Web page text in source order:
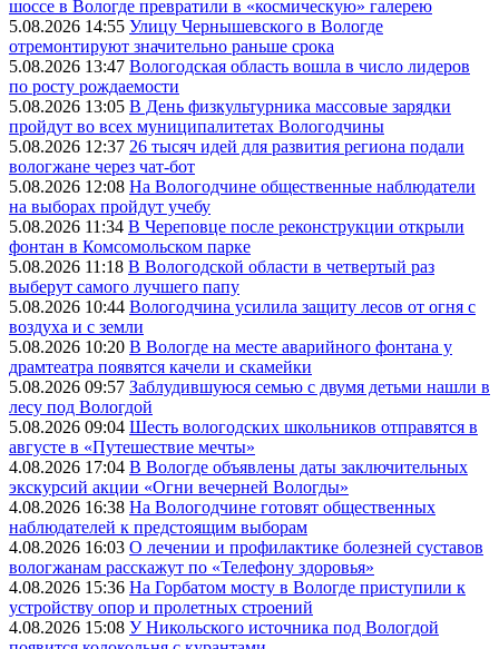
шоссе в Вологде превратили в «космическую» галерею
5.08.2026 14:55 Улицу Чернышевского в Вологде
отремонтируют значительно раньше срока
5.08.2026 13:47 Вологодская область вошла в число лидеров
по росту рождаемости
5.08.2026 13:05 В День физкультурника массовые зарядки
пройдут во всех муниципалитетах Вологодчины
5.08.2026 12:37 26 тысяч идей для развития региона подали
вологжане через чат-бот
5.08.2026 12:08 На Вологодчине общественные наблюдатели
на выборах пройдут учебу
5.08.2026 11:34 В Череповце после реконструкции открыли
фонтан в Комсомольском парке
5.08.2026 11:18 В Вологодской области в четвертый раз
выберут самого лучшего папу
5.08.2026 10:44 Вологодчина усилила защиту лесов от огня с
воздуха и с земли
5.08.2026 10:20 В Вологде на месте аварийного фонтана у
драмтеатра появятся качели и скамейки
5.08.2026 09:57 Заблудившуюся семью с двумя детьми нашли в
лесу под Вологдой
5.08.2026 09:04 Шесть вологодских школьников отправятся в
августе в «Путешествие мечты»
4.08.2026 17:04 В Вологде объявлены даты заключительных
экскурсий акции «Огни вечерней Вологды»
4.08.2026 16:38 На Вологодчине готовят общественных
наблюдателей к предстоящим выборам
4.08.2026 16:03 О лечении и профилактике болезней суставов
вологжанам расскажут по «Телефону здоровья»
4.08.2026 15:36 На Горбатом мосту в Вологде приступили к
устройству опор и пролетных строений
4.08.2026 15:08 У Никольского источника под Вологдой